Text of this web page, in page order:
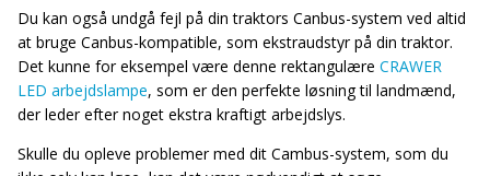
Du kan også undgå fejl på din traktors Canbus-system ved altid
at bruge Canbus-kompatible, som ekstraudstyr på din traktor.
Det kunne for eksempel være denne rektangulære CRAWER
LED arbejdslampe, som er den perfekte løsning til landmænd,
der leder efter noget ekstra kraftigt arbejdslys.
Skulle du opleve problemer med dit Cambus-system, som du